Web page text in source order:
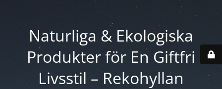
Naturliga & Ekologiska
Produkter för En Giftfri
Livsstil – Rekohyllan